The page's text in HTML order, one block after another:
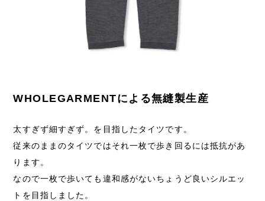
WHOLEGARMENTによる無縫製生産
太すぎず細すぎず。を目指したタイツです。
従来のままのタイツではそれ一枚で歩き回るには抵抗があ
ります。
なので一枚で歩いても違和感がないちょうど良いシルエッ
トを目指しました。